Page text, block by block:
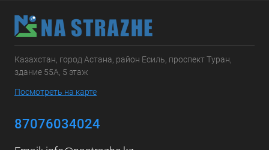
Казахстан, город Астана, район Есиль, проспект Туран,
здание 55А, 5 этаж
Посмотреть на карте
87076034024